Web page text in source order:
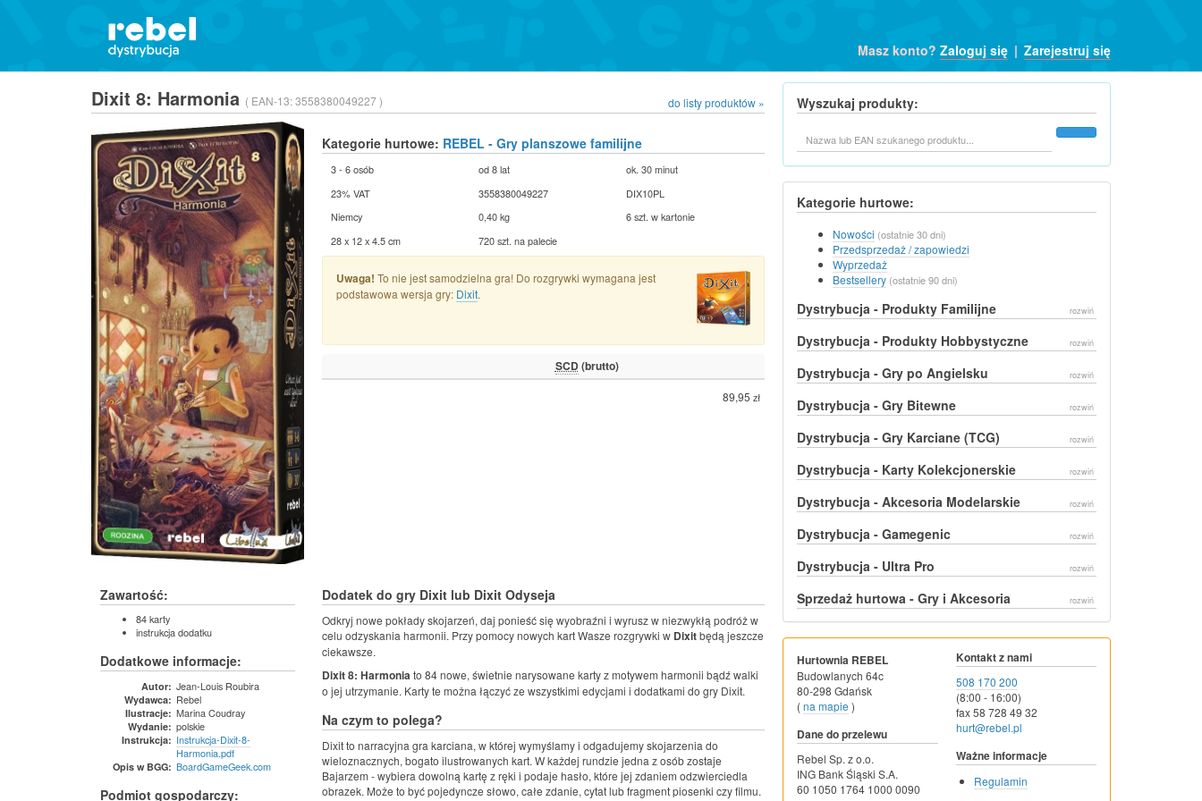
Masz konto? Zaloguj się | Zarejestruj się
Dixit 8: Harmonia ( EAN-13:3558380049227 ) do listy produktów »
Kategorie hurtowe: REBEL - Gry planszowe familijne
3 - 6 osób od 8 lat
ok. 30 minut
23% VAT
3558380049227
DIX10PL
Niemcy
0,40 kg
6 szt. w kartonie
28 x 12 x 4.5 cm
720 szt. na palecie
Uwaga! To nie jest samodzielna gra! Do rozgrywki wymagana jest
podstawowa wersja gry: Dixit.
SCD (brutto)
89,95 zł
Zawartość:
84 karty
instrukcja dodatku
Dodatkowe informacje:
Autor: Jean-Louis Roubira
Wydawca: Rebel
Ilustracje: Marina Coudray
Wydanie: polskie
Instrukcja: Instrukcja-Dixit-8-
Harmonia.pdf
Opis w BGG: BoardGameGeek.com
Podmiot gospodarczy:
Dodatek do gry Dixit lub Dixit Odyseja
Odkryj nowe pokłady skojarzeń, daj ponieść się wyobraźni i wyrusz w niezwykłą podróż w
celu odzyskania harmonii. Przy pomocy nowych kart Wasze rozgrywki w Dixitbędą jeszcze
ciekawsze.
Dixit 8: Harmoniato 84 nowe, świetnie narysowane karty z motywem harmonii bądź walki
o jej utrzymanie. Karty te można łączyć ze wszystkimi edycjami i dodatkami do gry Dixit.
Na czym to polega?
Dixit to narracyjna gra karciana, w której wymyślamy i odgadujemy skojarzenia do
wieloznacznych, bogato ilustrowanych kart. W każdej rundzie jedna z osób zostaje
Bajarzem - wybiera dowolną kartę z ręki i podaje hasło, które jej zdaniem odzwierciedla
obrazek. Może to być pojedyncze słowo, całe zdanie, cytat lub fragment piosenki czy filmu.
Wyszukaj produkty:
Kategorie hurtowe:
Nowości (ostatnie 30 dni)
Przedsprzedaż / zapowiedzi
Wyprzedaż
Bestsellery (ostatnie 90 dni)
Dystrybucja - Produkty Familijne rozwiń
Dystrybucja - Produkty Hobbystyczne rozwiń
Dystrybucja - Gry po Angielsku rozwiń
Dystrybucja - Gry Bitewne rozwiń
Dystrybucja - Gry Karciane (TCG) rozwiń
Dystrybucja - Karty Kolekcjonerskie rozwiń
Dystrybucja - Akcesoria Modelarskie rozwiń
Dystrybucja - Gamegenic rozwiń
Dystrybucja - Ultra Pro rozwiń
Sprzedaż hurtowa - Gry i Akcesoria rozwiń
Hurtownia REBEL
Budowlanych 64c
80-298 Gdańsk
(na mapie )
Dane do przelewu
Rebel Sp. z o.o.
ING Bank Śląski S.A.
60 1050 1764 1000 0090
Kontakt z nami
508 170 200
(8:00 - 16:00)
fax 58 728 49 32
hurt@rebel.pl
Ważne informacje
Regulamin